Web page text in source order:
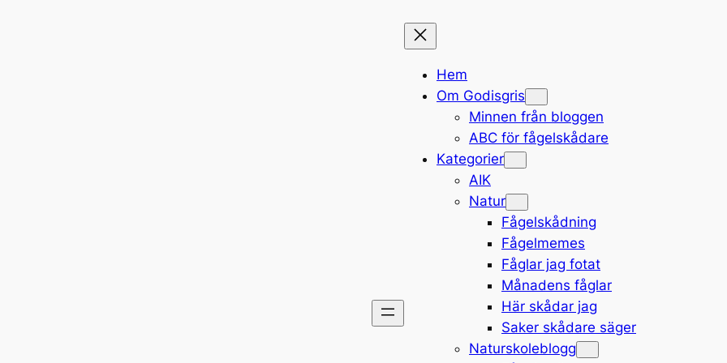
Hem
Om Godisgris
Minnen från bloggen
ABC för fågelskådare
Kategorier
AIK
Natur
Fågelskådning
Fågelmemes
Fåglar jag fotat
Månadens fåglar
Här skådar jag
Saker skådare säger
Naturskoleblogg